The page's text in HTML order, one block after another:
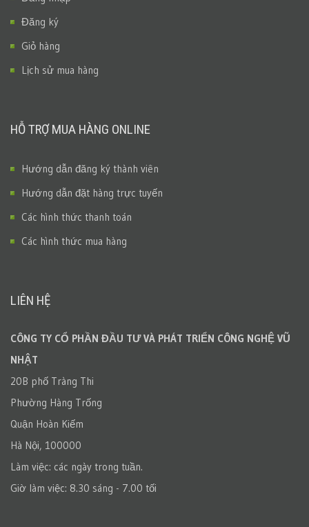
Đăng ký
Giỏ hàng
Lịch sử mua hàng
HỖ TRỢ MUA HÀNG ONLINE
Hướng dẫn đăng ký thành viên
Hướng dẫn đặt hàng trực tuyến
Các hình thức thanh toán
Các hình thức mua hàng
LIÊN HỆ
CÔNG TY CỔ PHẦN ĐẦU TƯ VÀ PHÁT TRIỂN CÔNG NGHỆ VŨ
NHẬT
20B phố Tràng Thi
Phường Hàng Trống
Quận Hoàn Kiếm
Hà Nội, 100000
Làm việc: các ngày trong tuần.
Giờ làm việc: 8.30 sáng - 7.00 tối